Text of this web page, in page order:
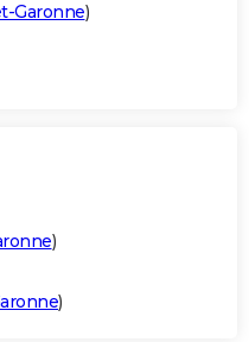
Garonne)
)
)